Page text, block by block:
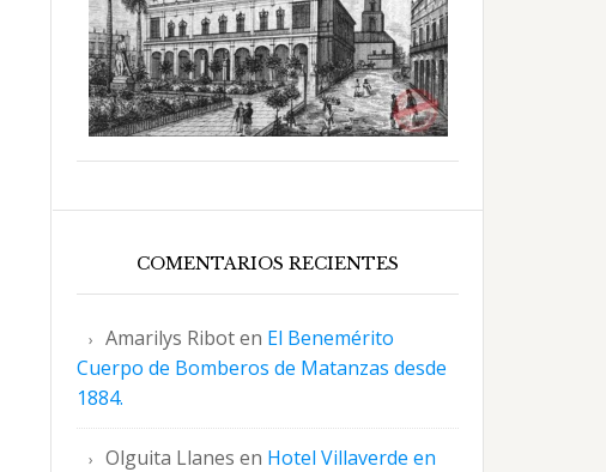
COMENTARIOS RECIENTES
Amarilys Riboten El Benemérito
Cuerpo de Bomberos de Matanzas desde
1884.
Olguita Llanes en Hotel Villaverde en